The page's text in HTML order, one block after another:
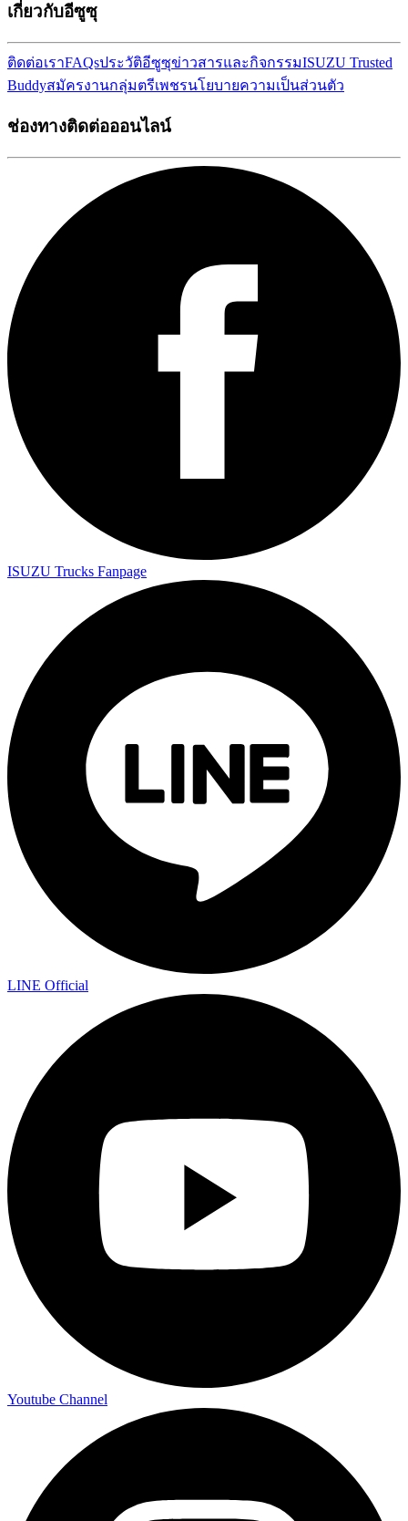
เกี่ยวกับอีซูซุ
ติดต่อเราFAQsประวัติอีซูซุข่าวสารและกิจกรรมISUZU Trusted
Buddyสมัครงานกลุ่มตรีเพชรนโยบายความเป็นส่วนตัว
ช่องทางติดต่อออนไลน์
ISUZU Trucks Fanpage
LINE Official
Youtube Channel